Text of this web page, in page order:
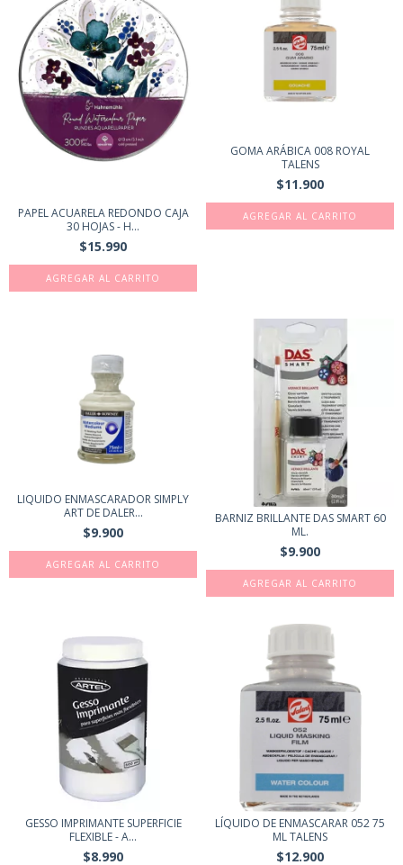
PAPEL ACUARELA REDONDO CAJA
30 HOJAS - H...
$15.990
GOMA ARÁBICA 008 ROYAL
TALENS
$11.900
LIQUIDO ENMASCARADOR SIMPLY
ART DE DALER...
$9.900
BARNIZ BRILLANTE DAS SMART 60
ML.
$9.900
GESSO IMPRIMANTE SUPERFICIE
FLEXIBLE - A...
$8.990
LÍQUIDO DE ENMASCARAR 052 75
ML TALENS
$12.900